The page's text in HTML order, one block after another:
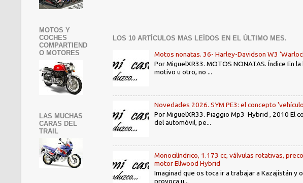
LOS 10 ARTÍCULOS MAS LEÍDOS EN EL ÚLTIMO MES.
Motos nonatas. 36- Harley-Davidson W3
Por MiguelXR33. MOTOS NONATAS. Índice En
motivo u otro, no ...
Novedades 2026. SYM PE3: el concepto
Por MiguelXR33. Piaggio Mp3 Hybrid , 2010 El
del automóvil, pe...
Monocilíndrico, 1.173 cc, válvulas rotativas,
motor Ellwood Hybrid
Imaginad que os toca ir a trabajar a Kazajistán
provoca u...
MOTOS Y
COCHES
COMPARTIEND
O MOTORES
LAS MUCHAS
CARAS DEL
TRAIL